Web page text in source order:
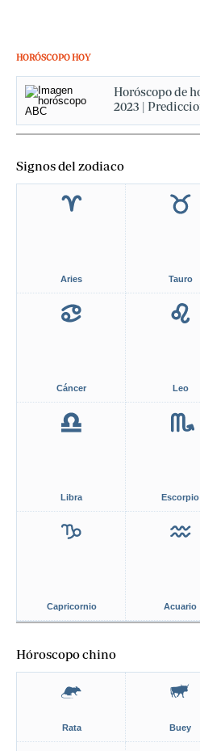
HORÓSCOPO HOY
Horóscopo de
2023 |
Signos del zodiaco
Aries Tauro
Cáncer Leo
Libra Escorpio
Capricornio Acuario
Hóroscopo chino
Rata Buey